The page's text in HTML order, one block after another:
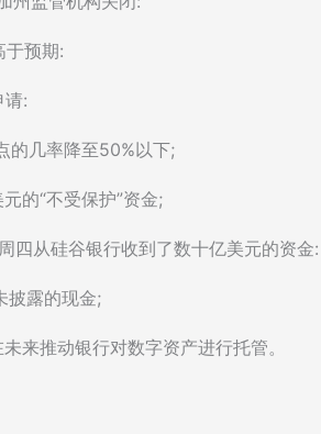
于预期:
请:
的几率降至50%以下;
的“不受保护”资金;
四从硅谷银行收到了数十亿美元的资金:
披露的现金;
来推动银行对数字资产进行托管。